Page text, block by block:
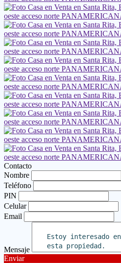
Contacto
Nombre
Teléfono
PIN
Celular
Email
Mensaje
Enviar